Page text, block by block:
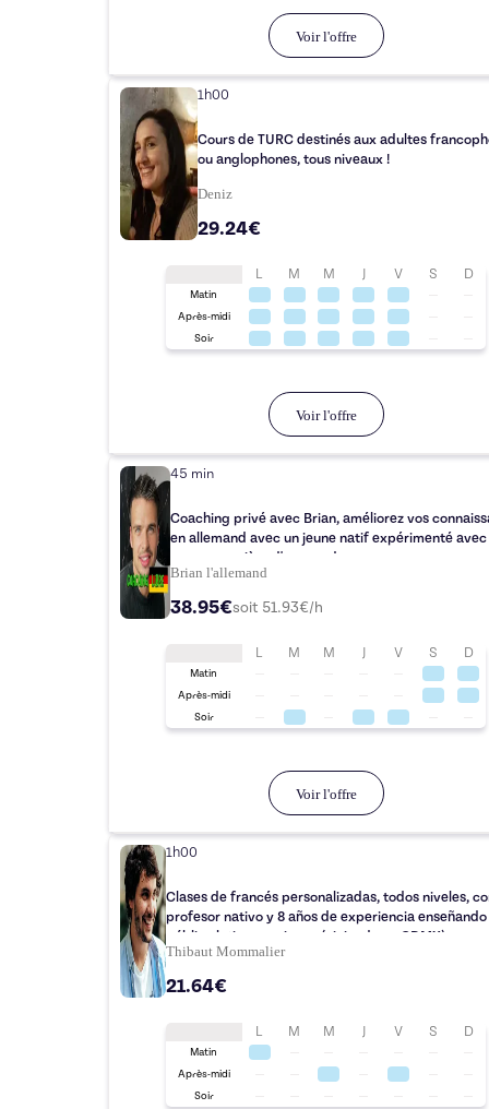
Voir l'offre
1h00
Cours de TURC destinés aux adultes
ou anglophones, tous niveaux !
Deniz
29.24€
L M M J V S D
Matin
Après-midi
Soir
Voir l'offre
45 min
Coaching privé avec Brian, améliorez vos
en allemand avec un jeune natif expérimenté avec
propre manière d'apprendre
Brian l'allemand
38.95€soit 51.93€/h
L M M J V S D
Matin
Après-midi
Soir
Voir l'offre
1h00
Clases de francés personalizadas, todos niveles,
profesor nativo y 8 años de experiencia enseñando
público latinoamericano (viviendo en CDMX)
Thibaut Mommalier
21.64€
L M M J V S D
Matin
Après-midi
Soir